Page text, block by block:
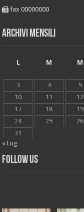
fax 00000000
Archivi mensili
L
M M
3
4 5
10
11 12
17
18 19
24
25 26
31
« Lug
Follow Us